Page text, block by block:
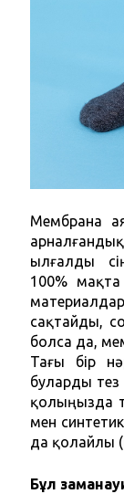
Мембрана
ылғалды
100%
сақтайды,
болса да,
Тағы бір
буларды
қолыңызда
мен
да қолайлы
Бұл